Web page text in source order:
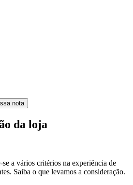
nota
da loja
a vários critérios na experiência de
Saiba o que levamos a consideração.